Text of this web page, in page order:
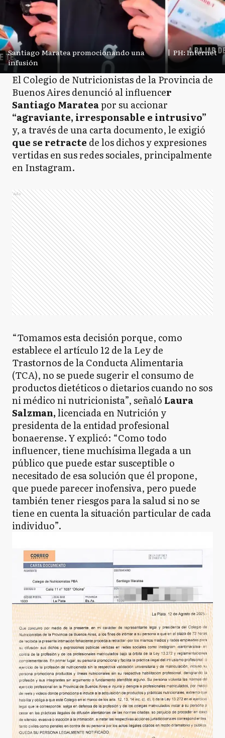
Santiago Maratea promocionando una
infusión
| PH: Internet
El Colegio de Nutricionistas de la Provincia de
Buenos Aires denunció al influencer
Santiago Marateapor suaccionar
“agraviante, irresponsable e intrusivo”
y, a través de una carta documento, le exigió
que se retracte de los dichos y expresiones
vertidas en sus redes sociales, principalmente
en Instagram.
Ads
“Tomamos esta decisión porque, como
establece el artículo 12 de la Ley de
Trastornos de la Conducta Alimentaria
(TCA), no se puede sugerir el consumo de
productos dietéticos o dietarios cuando no sos
ni médico ni nutricionista”, señaló Laura
Salzman,licenciada en Nutrición y
presidenta de la entidad profesional
bonaerense. Y explicó: “Como todo
influencer, tiene muchísima llegada a un
público que puede estar susceptible o
necesitado de esa solución que él propone,
que puede parecer inofensiva, pero puede
también tener riesgos para la salud si no se
tiene en cuenta la situación particular de cada
individuo”.